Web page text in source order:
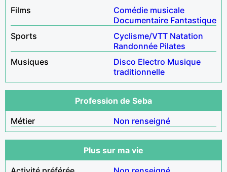
Films
Comédie musicale
Documentaire Fantastique
Sports
Cyclisme/VTT Natation
Randonnée Pilates
Musiques
Disco Electro Musique
traditionnelle
Profession de Seba
Métier
Non renseigné
Plus sur ma vie